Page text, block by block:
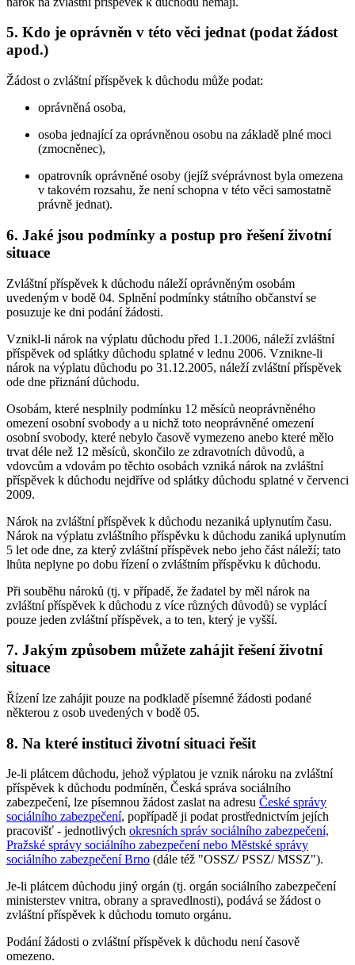
5. Kdo je oprávněn v této věci jednat (podat žádost
apod.)
Žádost o zvláštní příspěvek k důchodu může podat:
oprávněná osoba,
osoba jednající za oprávněnou osobu na základě plné moci
(zmocněnec),
opatrovník oprávněné osoby (jejíž svéprávnost byla omezena
v takovém rozsahu, že není schopna v této věci samostatně
právně jednat).
6. Jaké jsou podmínky a postup pro řešení životní
situace
Zvláštní příspěvek k důchodu náleží oprávněným osobám
uvedeným v bodě 04. Splnění podmínky státního občanství se
posuzuje ke dni podání žádosti.
Vznikl-li nárok na výplatu důchodu před 1.1.2006, náleží zvláštní
příspěvek od splátky důchodu splatné v lednu 2006. Vznikne-li
nárok na výplatu důchodu po 31.12.2005, náleží zvláštní příspěvek
ode dne přiznání důchodu.
Osobám, které nesplnily podmínku 12 měsíců neoprávněného
omezení osobní svobody a u nichž toto neoprávněné omezení
osobní svobody, které nebylo časově vymezeno anebo které mělo
trvat déle než 12 měsíců, skončilo ze zdravotních důvodů, a
vdovcům a vdovám po těchto osobách vzniká nárok na zvláštní
příspěvek k důchodu nejdříve od splátky důchodu splatné v červenci
2009.
Nárok na zvláštní příspěvek k důchodu nezaniká uplynutím času.
Nárok na výplatu zvláštního příspěvku k důchodu zaniká uplynutím
5 let ode dne, za který zvláštní příspěvek nebo jeho část náleží; tato
lhůta neplyne po dobu řízení o zvláštním příspěvku k důchodu.
Při souběhu nároků (tj. v případě, že žadatel by měl nárok na
zvláštní příspěvek k důchodu z více různých důvodů) se vyplácí
pouze jeden zvláštní příspěvek, a to ten, který je vyšší.
7. Jakým způsobem můžete zahájit řešení životní
situace
Řízení lze zahájit pouze na podkladě písemné žádosti podané
některou z osob uvedených v bodě 05.
8. Na které instituci životní situaci řešit
Je-li plátcem důchodu, jehož výplatou je vznik nároku na zvláštní
příspěvek k důchodu podmíněn, Česká správa sociálního
zabezpečení, lze písemnou žádost zaslat na adresu České správy
sociálního zabezpečení, popřípadě ji podat prostřednictvím jejích
pracovišť - jednotlivých okresních správ sociálního zabezpečení,
Pražské správy sociálního zabezpečení nebo Městské správy
sociálního zabezpečení Brno (dále též "OSSZ/ PSSZ/ MSSZ").
Je-li plátcem důchodu jiný orgán (tj. orgán sociálního zabezpečení
ministerstev vnitra, obrany a spravedlnosti), podává se žádost o
zvláštní příspěvek k důchodu tomuto orgánu.
Podání žádosti o zvláštní příspěvek k důchodu není časově
omezeno.